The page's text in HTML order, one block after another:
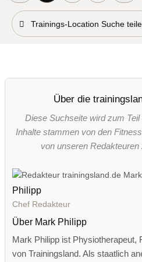
Trainings-Location Suche
Über die
Diese Suchseite wird zum
Inhalte stammen von den
von unseren
Philipp
Chef Redakteur
Über Mark Philipp
Mark Philipp ist Physiotherapeut,
von Trainingsland. Als staatlich